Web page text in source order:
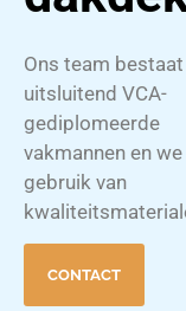
Ons team
uitsluitend VCA-
gediplomeerde
vakmannen en
gebruik van
CONTACT